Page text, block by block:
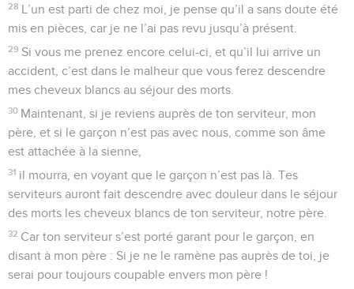
28 L’un est parti de chez moi, je pense qu’il a sans doute été
mis en pièces, car je ne l’ai pas revu jusqu’à présent.
29 Si vous me prenez encore celui-ci, et qu’il lui arrive un
accident, c’est dans le malheur que vous ferez descendre
mes cheveux blancs au séjour des morts.
30 Maintenant, si je reviens auprès de ton serviteur, mon
père, et si le garçon n’est pas avec nous, comme son âme
est attachée à la sienne,
31 il mourra, en voyant que le garçon n’est pas là. Tes
serviteurs auront fait descendre avec douleur dans le séjour
des morts les cheveux blancs de ton serviteur, notre père.
32 Car ton serviteur s’est porté garant pour le garçon, en
disant à mon père : Si je ne le ramène pas auprès de toi, je
serai pour toujours coupable envers mon père !